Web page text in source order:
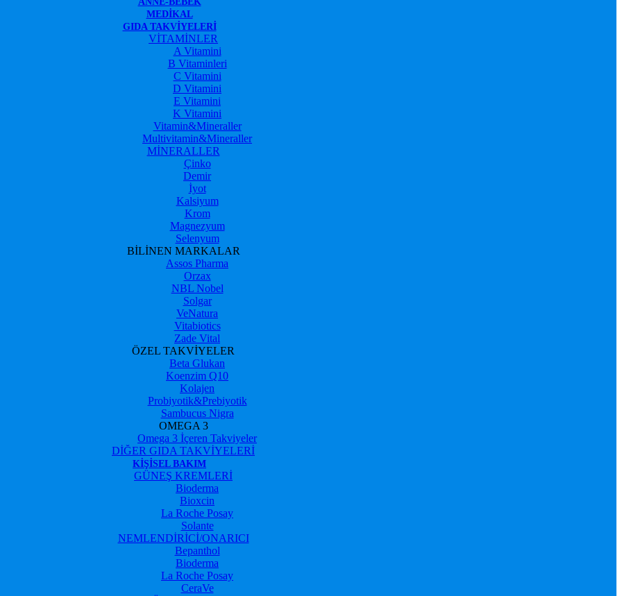
MEDIKAL
GIDA TAKVIYELERI
VİTAMİNLER
A Vitamini
B Vitaminleri
C Vitamini
D Vitamini
E Vitamini
K Vitamini
Vitamin&Mineraller
Multivitamin&Mineraller
MİNERALLER
Çinko
Demir
İyot
Kalsiyum
Krom
Magnezyum
Selenyum
BİLİNEN MARKALAR
Assos Pharma
Orzax
NBL Nobel
Solgar
VeNatura
Vitabiotics
Zade Vital
ÖZEL TAKVİYELER
Beta Glukan
Koenzim Q10
Kolajen
Probiyotik&Prebiyotik
Sambucus Nigra
OMEGA 3
Omega 3 İçeren Takviyeler
DİĞER GIDA TAKVİYELERİ
KIŞISEL BAKIM
GÜNEŞ KREMLERİ
Bioderma
Bioxcin
La Roche Posay
Solante
NEMLENDİRİCİ/ONARICI
Bepanthol
Bioderma
La Roche Posay
CeraVe